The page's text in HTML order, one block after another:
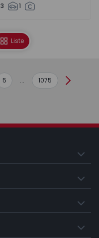
1
Liste
5 ... 1075 Suivant